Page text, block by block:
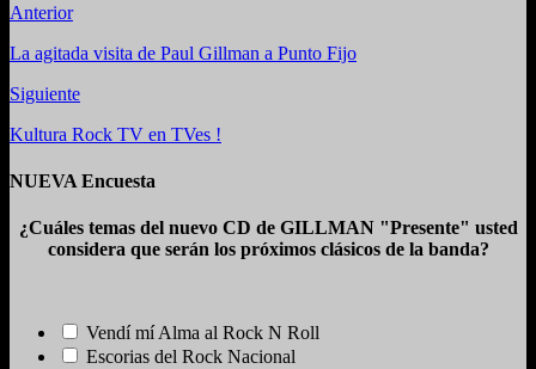
Anterior
La agitada visita de Paul Gillman a Punto Fijo
Siguiente
Kultura Rock TV en TVes !
NUEVA Encuesta
¿Cuáles temas del nuevo CD de GILLMAN "Presente" usted
considera que serán los próximos clásicos de la banda?
Vendí mí Alma al Rock N Roll
Escorias del Rock Nacional